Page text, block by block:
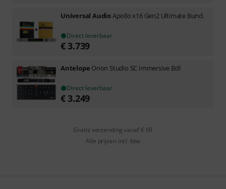
Universal AudioApollo x16 Gen2 Ultimate Bund.
Direct leverbaar
€ 3.739
Antelope Orion Studio SC Immersive Bdl
Direct leverbaar
€ 3.249
Gratis verzending vanaf € 69
Alle prijzen incl. btw